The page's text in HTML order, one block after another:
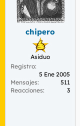
chipero
Asiduo
Registro
5 Ene 2005
Mensajes
511
Reacciones
3